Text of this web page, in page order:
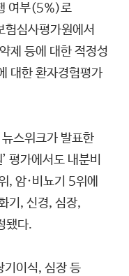
여부(5%)로
험심사평가원에서
제 등에 대한 적정성
대한 환자경험평가
스위크가 발표한
평가에서도 내분비
, 암·비뇨기 5위에
기, 신경, 심장,
됐다.
기이식, 심장 등